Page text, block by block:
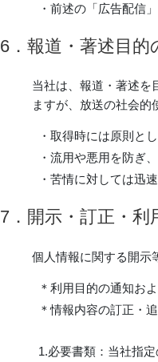
・前述の「広告配信
6．報道・著述目的
当社は、報道・著述を
ますが、放送の社会的
・取得時には原則と
・流用や悪用を防ぎ
・苦情に対しては迅
7．開示・訂正・利
個人情報に関する開示
＊利用目的の通知お
＊情報内容の訂正・
1.必要書類：当社指